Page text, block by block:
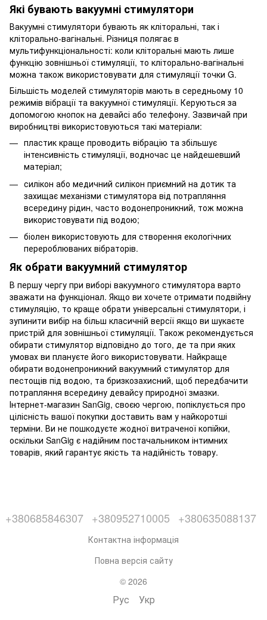
Які бувають вакуумні стимулятори
Вакуумні стимулятори бувають як кліторальні, так і
кліторально-вагінальні. Різниця полягає в
мультифункціональності: коли кліторальні мають лише
функцію зовнішньої стимуляції, то кліторально-вагінальні
можна також використовувати для стимуляції точки G.
Більшість моделей стимуляторів мають в середньому 10
режимів вібрації та вакуумної стимуляції. Керуються за
допомогою кнопок на девайсі або телефону. Зазвичай при
виробництві використовуються такі матеріали:
пластик краще проводить вібрацію та збільшує
інтенсивність стимуляції, водночас це найдешевший
матеріал;
силікон або медичний силікон приємний на дотик та
захищає механізми стимулятора від потрапляння
всередину рідин, часто водонепроникний, тож можна
використовувати під водою;
біолен використовують для створення екологічних
перероблюваних вібраторів.
Як обрати вакуумний стимулятор
В першу чергу при виборі вакуумного стимулятора варто
зважати на функціонал. Якщо ви хочете отримати подвійну
стимуляцію, то краще обрати універсальні стимулятори, і
зупинити вибір на більш класичній версії якщо ви шукаєте
пристрій для зовнішньої стимуляції. Також рекомендується
обирати стимулятор відповідно до того, де та при яких
умовах ви плануєте його використовувати. Найкраще
обирати водонепроникний вакуумний стимулятор для
пестощів під водою, та бризкозахисний, щоб передбачити
потрапляння всередину девайсу природної змазки.
Інтернет-магазин SanGig, своєю чергою, попіклується про
цілісність вашої покупки доставить вам у найкоротші
терміни. Ви не пошкодуєте жодної витраченої копійки,
оскільки SanGig є надійним постачальником інтимних
товарів, який гарантує якість та надійність товару.
+380685846307 +380952710005 +380635088137
Контактна інформація
Повна версія сайту
© 2026
Рус Укр